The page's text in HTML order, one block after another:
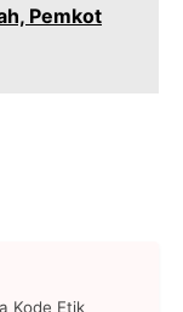
Pemkot
Kode Etik